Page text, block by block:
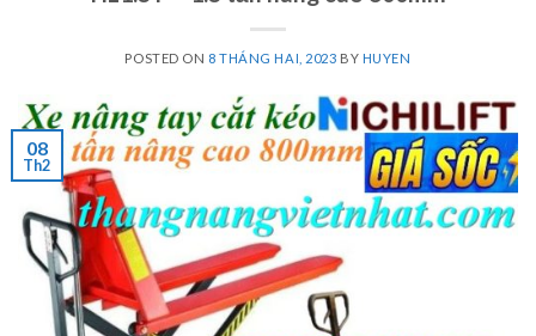
POSTED ON 8 THÁNG HAI, 2023 BY HUYEN
08
Th2